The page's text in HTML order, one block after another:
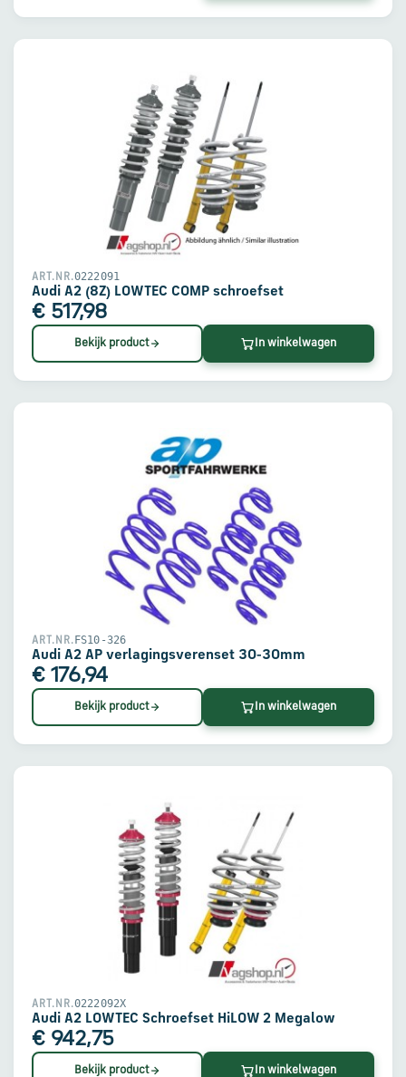
ART.NR.0222091
Audi A2 (8Z) LOWTEC COMP schroefset
€ 517,98
Bekijk product In winkelwagen
ART.NR.FS10-326
Audi A2 AP verlagingsverenset 30-30mm
€ 176,94
Bekijk product In winkelwagen
ART.NR.0222092X
Audi A2 LOWTEC Schroefset HiLOW 2 Megalow
€ 942,75
Bekijk product In winkelwagen